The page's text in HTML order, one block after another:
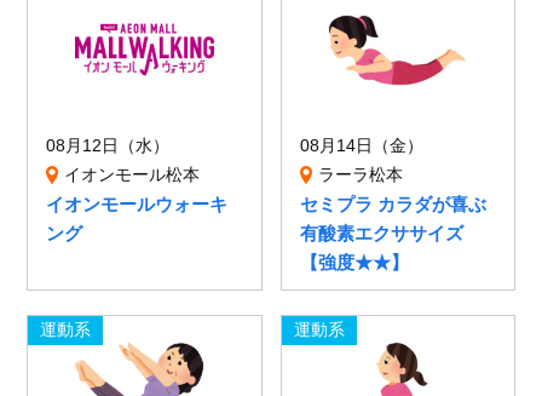
08月12日（水）
イオンモール松本
イオンモールウォーキ
ング
08月14日（金）
ラーラ松本
セミプラ カラダが喜ぶ
有酸素エクササイズ
【強度★★】
運動系 運動系